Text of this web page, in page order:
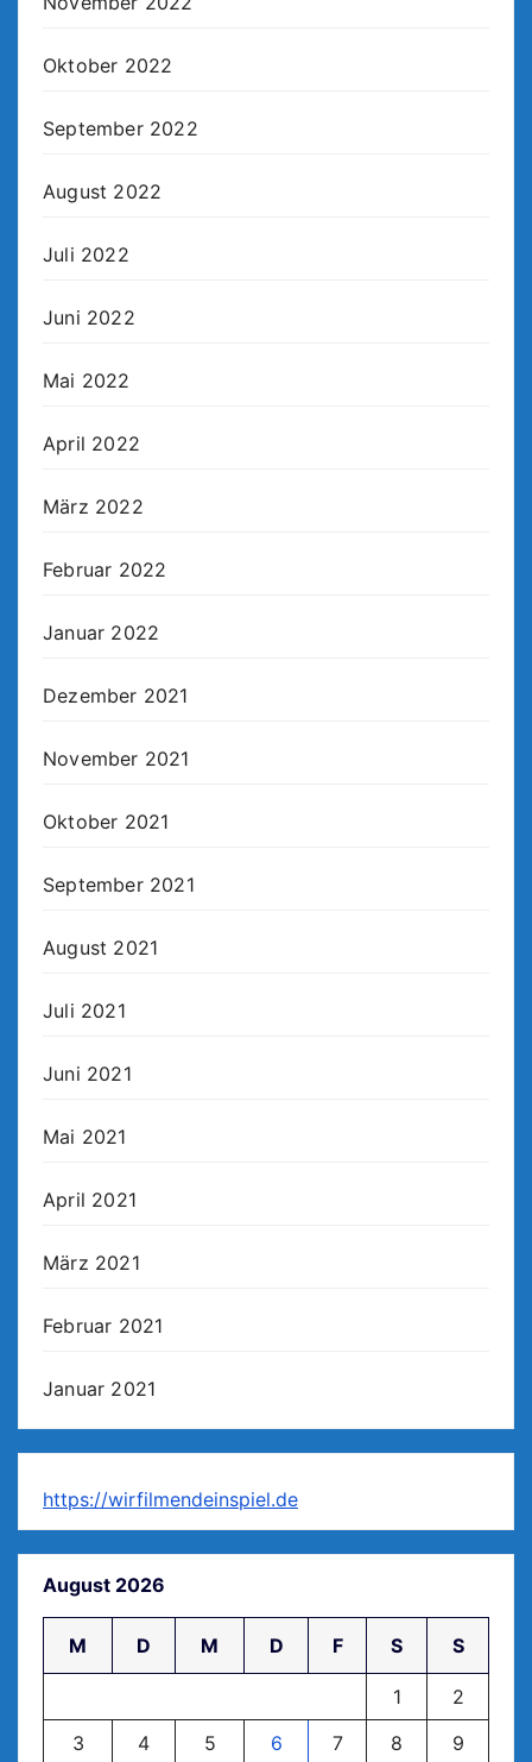
Oktober 2022
September 2022
August 2022
Juli 2022
Juni 2022
Mai 2022
April 2022
März 2022
Februar 2022
Januar 2022
Dezember 2021
November 2021
Oktober 2021
September 2021
August 2021
Juli 2021
Juni 2021
Mai 2021
April 2021
März 2021
Februar 2021
Januar 2021
https://wirfilmendeinspiel.de
August 2026
M D M D F S S
1
2
3
4 5 6 7 8
9